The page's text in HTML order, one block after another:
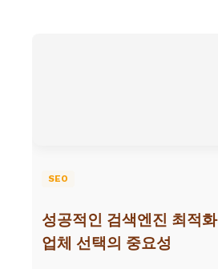
SEO
성공적인 검색엔진 최적
업체 선택의 중요성